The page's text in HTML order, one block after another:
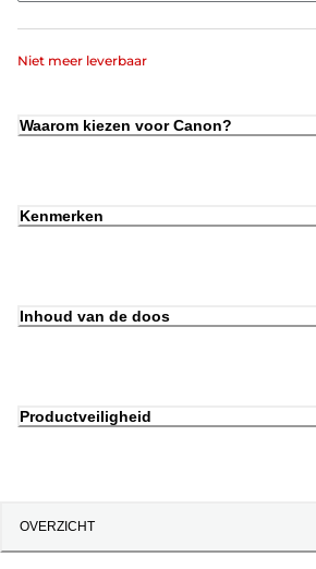
Niet meer leverbaar
Waarom kiezen voor Canon?
Kenmerken
Inhoud van de doos
Productveiligheid
OVERZICHT